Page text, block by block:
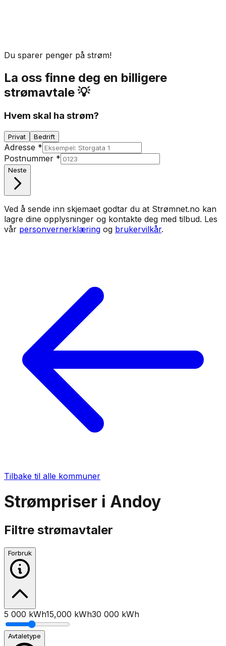
Du sparer penger på strøm!
La oss finne deg en billigere
strømavtale 💡
Hvem skal ha strøm?
Privat Bedrift
Adresse *
Postnummer *
Neste
Ved å sende inn skjemaet godtar du at Strømnet.no kan
lagre dine opplysninger og kontakte deg med tilbud. Les
vår personvernerklæring og brukervilkår.
Tilbake til alle kommuner
Strømpriser i Andoy
Filtre strømavtaler
Forbruk
5 000 kWh15,000 kWh30 000 kWh
Avtaletype